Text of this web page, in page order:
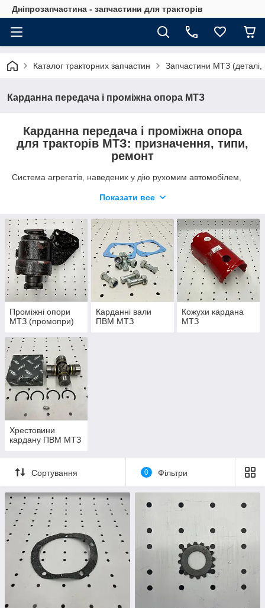
Дніпрозапчастина - запчастини для тракторів
Каталог тракторних запчастин Запчастини МТЗ (деталі,
Карданна передача і проміжна опора МТЗ
Карданна передача і проміжна опора
для тракторів МТЗ: призначення, типи,
ремонт
Система агрегатів, наведених у дію рухомим автомобілем,
передача.Вона виконує стабілізацію транспорту для плавної
Конструкція і принцип роботи механізму
кардана трактора МТЗ
Конструктивні особливості цієї системи полягають у
присутності певних запчастин:
ШРУСи;
вали (головний і середній);
опора з підшипником;
гнучка муфта.
Якість роботи системи кардана залежить від особливостей
транспорту, може з'єднувати такі вузли:
селектор швидкостей, роздатку;
головну передачу направляючого мосту з
селектором швидкостей;
вузли середнього, заднього моста;
головну передачу, напрямні колеса.
Важливо розуміти, що відмінність робочих властивостей
цього блоку лише в параметрах елемента. При цьому його
будова переважно однаково незалежно від характеристик
засобу пересування.
Показати все
Проміжні опори
МТЗ (промопри)
Карданні вали
ПВМ МТЗ
Кожухи кардана
МТЗ
Хрестовини
кардану ПВМ МТЗ
Сортування 0 Фільтри